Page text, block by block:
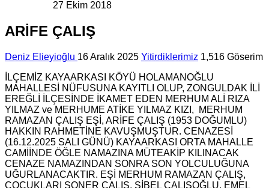
27 Ekim 2018
ARİFE ÇALIŞ
Deniz Elieyioğlu 16 Aralık 2025 Yitirdiklerimiz 1,516 Göserim
İLÇEMİZ KAYAARKASI KÖYÜ HOLAMANOĞLU
MAHALLESİ NÜFUSUNA KAYITLI OLUP, ZONGULDAK İLİ
EREĞLİ İLÇESİNDE İKAMET EDEN MERHUM ALİ RIZA
YILMAZ ve MERHUME ATİKE YILMAZ KIZI, MERHUM
RAMAZAN ÇALIŞ EŞİ, ARİFE ÇALIŞ (1953 DOĞUMLU)
HAKKIN RAHMETİNE KAVUŞMUŞTUR. CENAZESİ
(16.12.2025 SALI GÜNÜ) KAYAARKASI ORTA MAHALLE
CAMİİNDE ÖĞLE NAMAZINA MÜTEAKİP KILINACAK
CENAZE NAMAZINDAN SONRA SON YOLCULUĞUNA
UĞURLANACAKTIR. EŞİ MERHUM RAMAZAN ÇALIŞ,
ÇOCUKLARI SONER ÇALIŞ, SİBEL ÇALIŞOĞLU, EMEL